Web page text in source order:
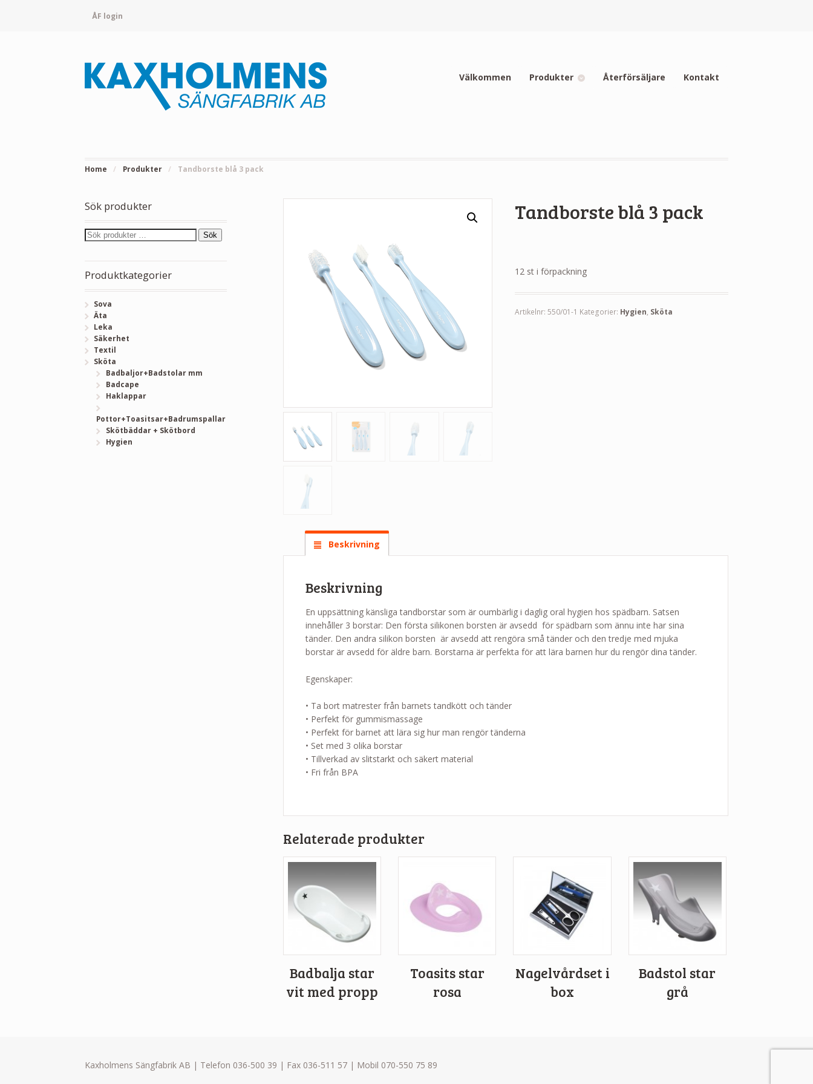
ÅF login
Välkommen Produkter Återförsäljare Kontakt
Home / Produkter / Tandborste blå 3 pack
Tandborste blå 3 pack
12 st i förpackning
Artikelnr: 550/01-1 Kategorier: Hygien, Sköta
Beskrivning
Beskrivning
En uppsättning känsliga tandborstar som är oumbärlig i daglig oral hygien hos spädbarn. Satsen
innehåller 3 borstar: Den första silikonen borsten är avsedd för spädbarn som ännu inte har sina
tänder. Den andra silikon borsten är avsedd att rengöra små tänder och den tredje med mjuka
borstar är avsedd för äldre barn. Borstarna är perfekta för att lära barnen hur du rengör dina tänder.
Egenskaper:
• Ta bort matrester från barnets tandkött och tänder
• Perfekt för gummismassage
• Perfekt för barnet att lära sig hur man rengör tänderna
• Set med 3 olika borstar
• Tillverkad av slitstarkt och säkert material
• Fri från BPA
Relaterade produkter
Badbalja star
vit med propp
Toasits star
rosa
Nagelvårdset i
box
Badstol star
grå
Sök produkter
Sök
Produktkategorier
Sova
Äta
Leka
Säkerhet
Textil
Sköta
Badbaljor+Badstolar mm
Badcape
Haklappar
Pottor+Toasitsar+Badrumspallar
Skötbäddar + Skötbord
Hygien
Kaxholmens Sängfabrik AB | Telefon 036-500 39 | Fax 036-511 57 | Mobil 070-550 75 89